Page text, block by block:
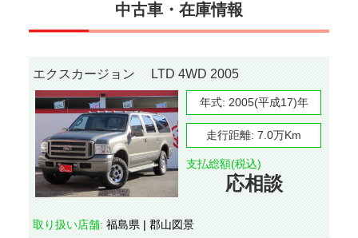
中古車・在庫情報
エクスカージョン LTD 4WD 2005
年式: 2005(平成17)年
走行距離: 7.0万Km
支払総額(税込)
応相談
取り扱い店舗: 福島県 | 郡山図景